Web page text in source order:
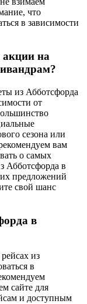
что
в зависимости
акции на
из Абботсфорда
от
сезона или
вам
о самых
Абботсфорда в
предложений
свой шанс
в
из
в
сайте для
и доступным